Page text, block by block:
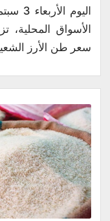
الأسواق المحلية،
سعر طن الأرز الشعير